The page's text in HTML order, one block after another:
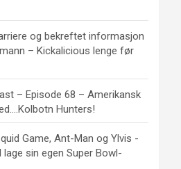
og bekreftet informasjon
– Kickalicious lenge før
– Episode 68 – Amerikansk
Hunters!
Game, Ant-Man og Ylvis -
sin egen Super Bowl-